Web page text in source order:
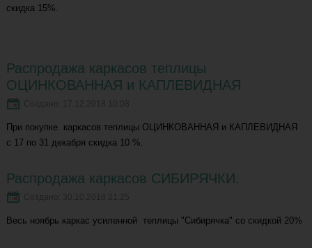
скидка 15%.
Распродажа каркасов теплицы
ОЦИНКОВАННАЯ и КАПЛЕВИДНАЯ
При покупке каркасов теплицы ОЦИНКОВАННАЯ и КАПЛЕВИДНАЯ
с 17 по 31 декабря скидка 10 %.
Распродажа каркасов СИБИРЯЧКИ.
Весь ноябрь каркас усиленной теплицы "Сибирячка" со скидкой 20%